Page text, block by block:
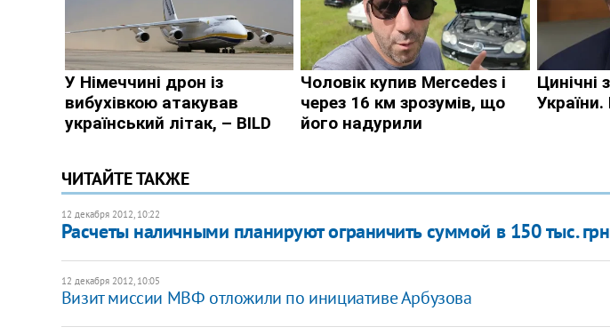
ЧИТАЙТЕ ТАКЖЕ
12 декабря 2012, 10:22
Расчеты наличными планируют ограничить суммой в 150 тыс. грн
12 декабря 2012, 10:05
Визит миссии МВФ отложили по инициативе Арбузова